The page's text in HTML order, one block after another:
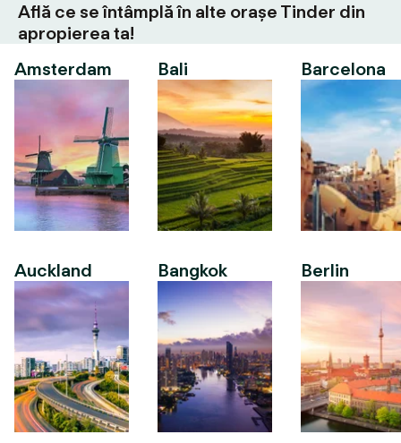
Află ce se întâmplă în alte orașe Tinder din
apropierea ta!
Amsterdam
Auckland
Bali
Bangkok
Barcelona
Berlin